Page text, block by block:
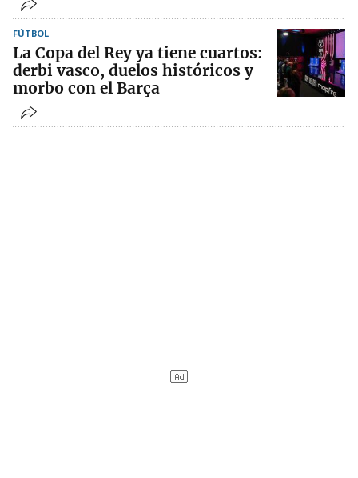
FÚTBOL
La Copa del Rey ya tiene cuartos:
derbi vasco, duelos históricos y
morbo con el Barça